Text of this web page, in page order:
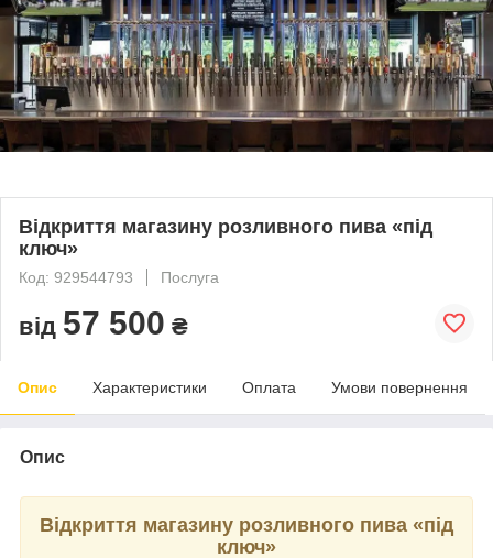
Відкриття магазину розливного пива «під
ключ»
Код: 929544793 Послуга
від 57 500 ₴
Опис Характеристики Оплата Умови повернення
Опис
Відкриття магазину розливного пива «під
ключ»